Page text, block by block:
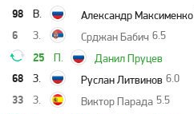
98 В. Александр Максименко
6 З. Срджан Бабич 6.5
25 П. Данил Пруцев
68 З. Руслан Литвинов 6.0
33 З. Виктор Парада 5.5